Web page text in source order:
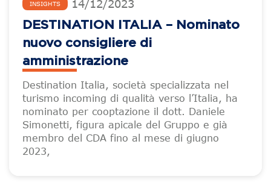
INSIGHTS 14/12/2023
DESTINATION ITALIA – Nominato
nuovo consigliere di
amministrazione
Destination Italia, società specializzata nel
turismo incoming di qualità verso l’Italia, ha
nominato per cooptazione il dott. Daniele
Simonetti, figura apicale del Gruppo e già
membro del CDA fino al mese di giugno
2023,